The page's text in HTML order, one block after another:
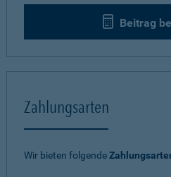
Beitrag
Zahlungsarten
Wir bieten folgende